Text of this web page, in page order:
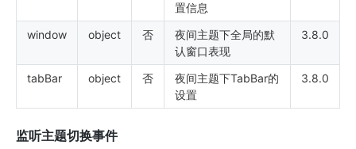
置信息
window object 否
夜间主题下全局的默
认窗口表现
3.8.0
tabBar object 否
夜间主题下TabBar的
设置
3.8.0
监听主题切换事件